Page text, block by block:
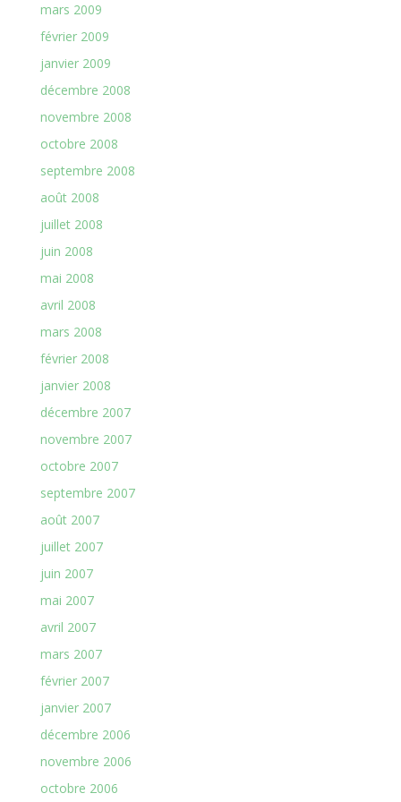
mars 2009
février 2009
janvier 2009
décembre 2008
novembre 2008
octobre 2008
septembre 2008
août 2008
juillet 2008
juin 2008
mai 2008
avril 2008
mars 2008
février 2008
janvier 2008
décembre 2007
novembre 2007
octobre 2007
septembre 2007
août 2007
juillet 2007
juin 2007
mai 2007
avril 2007
mars 2007
février 2007
janvier 2007
décembre 2006
novembre 2006
octobre 2006